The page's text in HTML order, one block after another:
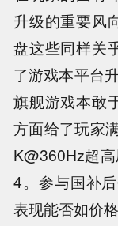
升级的重要风
盘这些同样关
了游戏本平台
旗舰游戏本敢
方面给了玩家
K@360Hz超
4。参与国补
表现能否如价